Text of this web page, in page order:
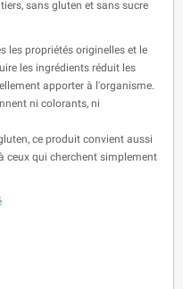
sans gluten et sans sucre
les propriétés originelles et le
les ingrédients réduit les
apporter à l'organisme.
ni colorants, ni
ce produit convient aussi
ceux qui cherchent simplement